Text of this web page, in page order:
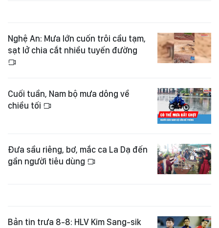
Nghệ An: Mưa lớn cuốn trôi cầu tạm,
sạt lở chia cắt nhiều tuyến đường
Cuối tuần, Nam bộ mưa dông về
chiều tối
Đưa sầu riêng, bơ, mắc ca La Dạ đến
gần người tiêu dùng
Bản tin trưa 8-8: HLV Kim Sang-sik